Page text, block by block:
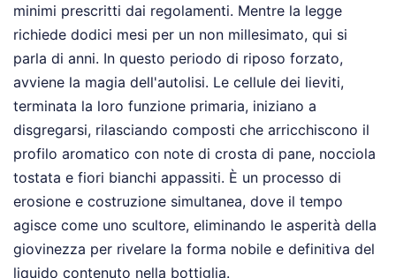
minimi prescritti dai regolamenti. Mentre la legge
richiede dodici mesi per un non millesimato, qui si
parla di anni. In questo periodo di riposo forzato,
avviene la magia dell'autolisi. Le cellule dei lieviti,
terminata la loro funzione primaria, iniziano a
disgregarsi, rilasciando composti che arricchiscono il
profilo aromatico con note di crosta di pane, nocciola
tostata e fiori bianchi appassiti. È un processo di
erosione e costruzione simultanea, dove il tempo
agisce come uno scultore, eliminando le asperità della
giovinezza per rivelare la forma nobile e definitiva del
liquido contenuto nella bottiglia.